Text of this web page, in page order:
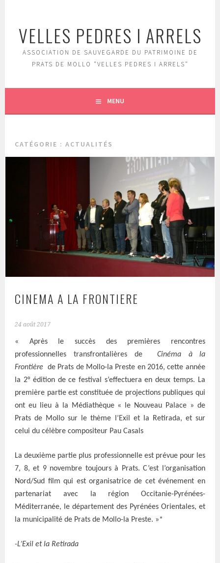
contenu
principal
VELLES PEDRES I ARRELS
ASSOCIATION DE SAUVEGARDE DU PATRIMOINE DE
PRATS DE MOLLO "VELLES PEDRES I ARRELS"
MENU
CATÉGORIE :ACTUALITÉS
CINEMA A LA FRONTIERE
24 août 2017
« Après le succès des premières rencontres
professionnelles transfrontalières de Cinéma à
la
Frontière de Prats de Mollo-la Preste en 2016, cette année
la 2° édition de ce festival s’effectuera en deux temps. La
première partie est constituée de projections publiques qui
ont eu lieu à la Médiathèque « le Nouveau Palace » de
Prats de Mollo sur le thème l’Exil et la Retirada, et sur
celui du célèbre compositeur Pau Casals
La deuxième partie plus professionnelle est prévue pour les
7, 8, et 9 novembre toujours à Prats. C’est l’organisation
Nord/Sud film qui est organisatrice de cet événement en
partenariat avec la région Occitanie-Pyrénées-
Méditerranée, le département des Pyrénées Orientales, et
la municipalité de Prats de Mollo-la Preste. »*
-L’Exil et la Retirada